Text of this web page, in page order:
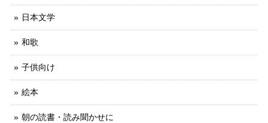
日本文学
和歌
子供向け
絵本
朝の読書・読み聞かせに